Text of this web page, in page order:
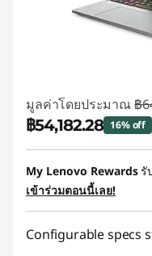
มูลค่าโดยประมาณ ฿
฿54,182.28 16% off
ประหยัดทันที :-฿
การประหยัด
ใช้ eCoupon :
My Lenovo Rewardsรั
เข้าร่วมตอนนี้เลย!
Configurable specs